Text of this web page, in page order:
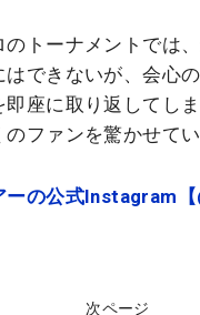
のトーナメントでは
はできないが、会心
即座に取り返してし
のファンを驚かせてい
ーの公式Instagram【
次ページ